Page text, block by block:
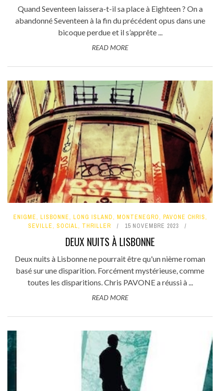
Quand Seventeen laissera-t-il sa place à Eighteen ? On a
abandonné Seventeen à la fin du précédent opus dans une
bicoque perdue et il s’apprête ...
READ MORE
ENIGME, LISBONNE, LONG ISLAND, MONTENEGRO, PAVONE CHRIS,
SEVILLE, SOCIAL, THRILLER 15 NOVEMBRE 2023
DEUX NUITS À LISBONNE
Deux nuits à Lisbonne ne pourrait être qu'un nième roman
basé sur une disparition. Forcément mystérieuse, comme
toutes les disparitions. Chris PAVONE a réussi à ...
READ MORE